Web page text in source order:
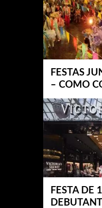
FESTAS
– COMO
FESTA DE